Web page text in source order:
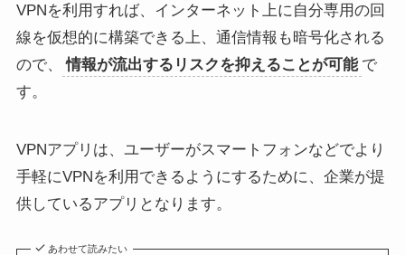
VPNを利用すれば、インターネット上に自分専用の回
線を仮想的に構築できる上、通信情報も暗号化される
ので、
情報が流出するリスクを抑えることが可能 で
す。
VPNアプリは、ユーザーがスマートフォンなどでより
手軽にVPNを利用できるようにするために、企業が提
供しているアプリとなります。
あわせて読みたい